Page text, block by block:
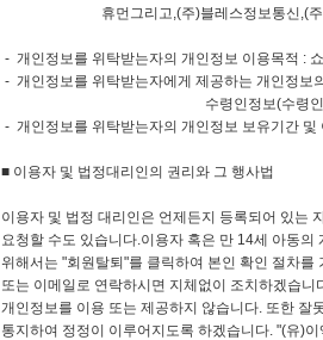
휴먼그리고,(주)블레스정보통신,(주)디스
- 개인정보를 위탁받는자의 개인정보 이용목적 :
- 개인정보를 위탁받는자에게 제공하는 개인정보
수령인정보(수령인명,전화번
- 개인정보를 위탁받는자의 개인정보 보유기간 및
■ 이용자 및 법정대리인의 권리와 그 행사법
이용자 및 법정 대리인은 언제든지 등록되어 있는
요청할 수도 있습니다.이용자 혹은 만 14세 아동
위해서는 "회원탈퇴"를 클릭하여 본인 확인 절차
또는 이메일로 연락하시면 지체없이 조치하겠습
개인정보를 이용 또는 제공하지 않습니다. 또한 잘
통지하여 정정이 이루어지도록 하겠습니다. "(유)